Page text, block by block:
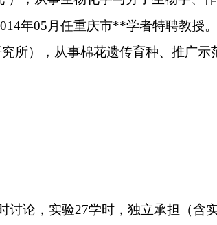
年05 月任重庆市**学者特聘教授。
所），从事棉花遗传育种、推广示
讨论，实验27学时，独立承担（含